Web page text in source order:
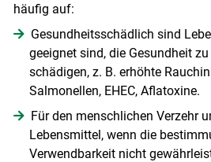
häufig auf:
Gesundheitsschädlich sind
geeignet sind, die Gesundheit
schädigen, z. B. erhöhte
Salmonellen, EHEC, Aflatoxine.
Für den menschlichen Verzehr
Lebensmittel, wenn die
Verwendbarkeit nicht